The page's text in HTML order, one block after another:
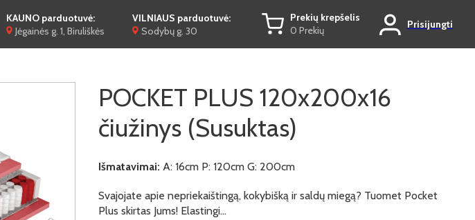
KAUNO parduotuvė:
Jėgainės g. 1, Biruliškės
VILNIAUS parduotuvė:
Sodybų g. 30
Prekių krepšelis
0 Prekių
Prisijungti
POCKET PLUS 120x200x16
čiužinys (Susuktas)
Išmatavimai: A: 16cm P: 120cm G: 200cm
Svajojate apie nepriekaištingą, kokybišką ir saldų miegą? Tuomet Pocket
Plus skirtas Jums! Elastingi…